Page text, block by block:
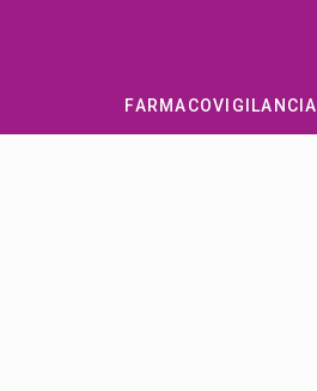
FARMACOVIGILANCIA